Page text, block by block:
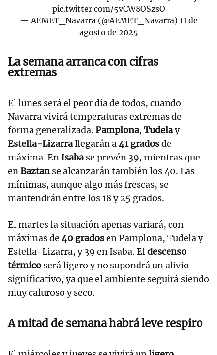
pic.twitter.com/5vCW8OSzsO
— AEMET_Navarra (@AEMET_Navarra) 11 de
agosto de 2025
La semana arranca con cifras
extremas
El lunes será el peor día de todos, cuando
Navarra vivirá temperaturas extremas de
forma generalizada. Pamplona, Tudelay
Estella-Lizarrallegarán a41 gradosde
máxima. En Isabase prevén 39, mientras que
enBaztanse alcanzarán también los 40. Las
mínimas, aunque algo más frescas, se
mantendrán entre los 18 y 25 grados.
El martes la situación apenas variará, con
máximas de 40 gradosen Pamplona, Tudela y
Estella-Lizarra, y 39 en Isaba. Eldescenso
térmico será ligero y no supondrá un alivio
significativo, ya que el ambiente seguirá siendo
muy caluroso y seco.
A mitad de semana habrá leve respiro